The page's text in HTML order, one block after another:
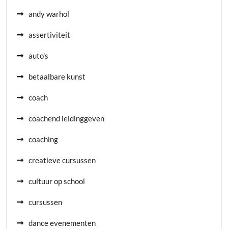
andy warhol
assertiviteit
auto's
betaalbare kunst
coach
coachend leidinggeven
coaching
creatieve cursussen
cultuur op school
cursussen
dance evenementen